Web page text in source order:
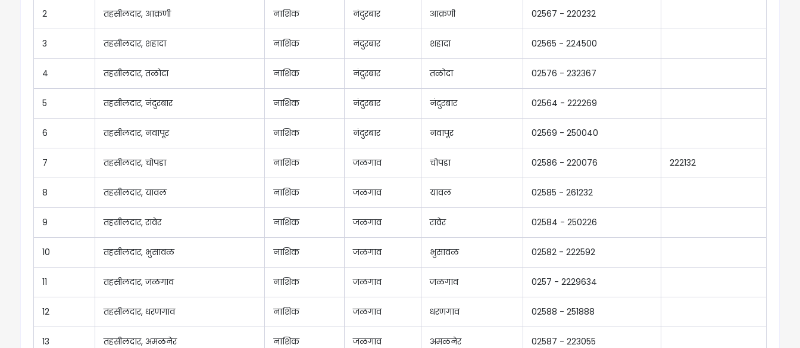
2 तहसीलदार, आक्रणी नाशिक नंदुरबार आक्रणी 02567 - 220232
3 तहसीलदार, शहादा नाशिक नंदुरबार शहादा 02565 - 224500
4 तहसीलदार, तळोदा नाशिक नंदुरबार तळोदा 02576 - 232367
5 तहसीलदार, नंदुरबार नाशिक नंदुरबार नंदुरबार 02564 - 222269
6 तहसीलदार, नवापूर नाशिक नंदुरबार नवापूर 02569 - 250040
7 तहसीलदार, चोपडा नाशिक जळगाव चोपडा 02586 - 220076 222132
8 तहसीलदार, यावल नाशिक जळगाव यावल 02585 - 261232
9 तहसीलदार, रावेर नाशिक जळगाव रावेर 02584 - 250226
10 तहसीलदार, भुसावळ नाशिक जळगाव भुसावळ 02582 - 222592
11 तहसीलदार, जळगाव नाशिक जळगाव जळगाव 0257 - 2229634
12 तहसीलदार, धरणगाव नाशिक जळगाव धरणगाव 02588 - 251888
13 तहसीलदार, अमळनेर नाशिक जळगाव अमळनेर 02587 - 223055